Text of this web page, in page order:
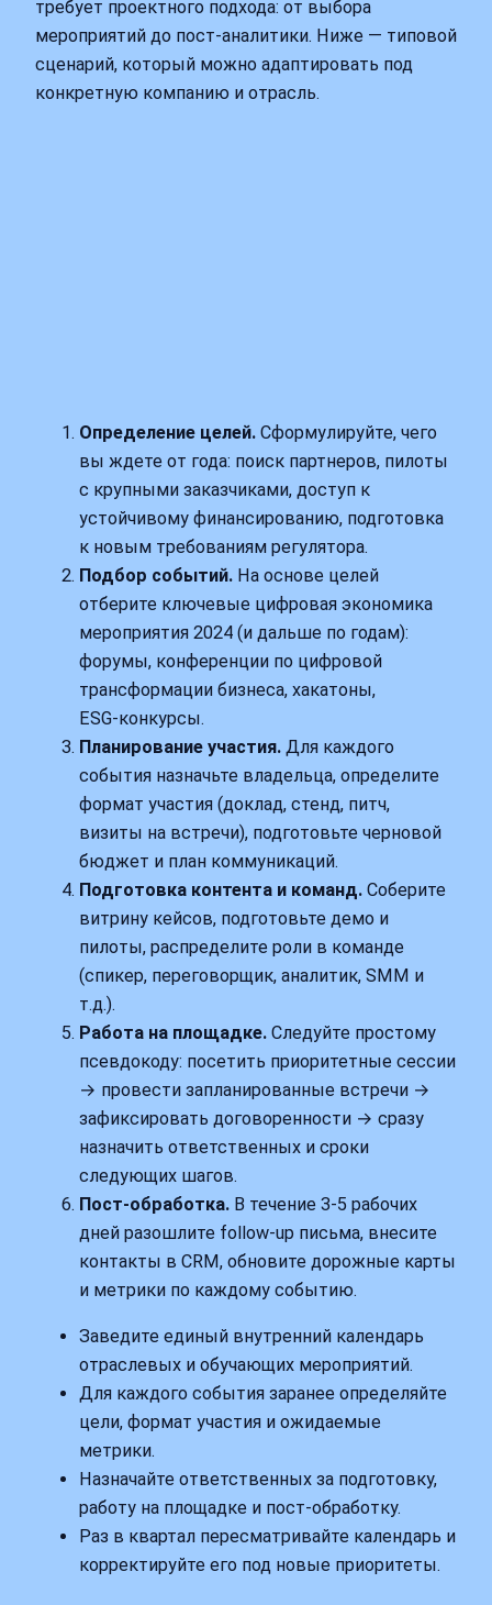
требует проектного подхода: от выбора
мероприятий до пост‑аналитики. Ниже — типовой
сценарий, который можно адаптировать под
конкретную компанию и отрасль.
Определение целей. Сформулируйте, чего
вы ждете от года: поиск партнеров, пилоты
с крупными заказчиками, доступ к
устойчивому финансированию, подготовка
к новым требованиям регулятора.
Подбор событий. На основе целей
отберите ключевые цифровая экономика
мероприятия 2024 (и дальше по годам):
форумы, конференции по цифровой
трансформации бизнеса, хакатоны,
ESG‑конкурсы.
Планирование участия. Для каждого
события назначьте владельца, определите
формат участия (доклад, стенд, питч,
визиты на встречи), подготовьте черновой
бюджет и план коммуникаций.
Подготовка контента и команд. Соберите
витрину кейсов, подготовьте демо и
пилоты, распределите роли в команде
(спикер, переговорщик, аналитик, SMM и
т.д.).
Работа на площадке. Следуйте простому
псевдокоду: посетить приоритетные сессии
→ провести запланированные встречи →
зафиксировать договоренности → сразу
назначить ответственных и сроки
следующих шагов.
Пост‑обработка. В течение 3-5 рабочих
дней разошлите follow‑up письма, внесите
контакты в CRM, обновите дорожные карты
и метрики по каждому событию.
Заведите единый внутренний календарь
отраслевых и обучающих мероприятий.
Для каждого события заранее определяйте
цели, формат участия и ожидаемые
метрики.
Назначайте ответственных за подготовку,
работу на площадке и пост‑обработку.
Раз в квартал пересматривайте календарь и
корректируйте его под новые приоритеты.